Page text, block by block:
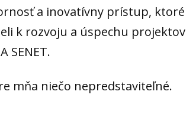
a inovatívny prístup, ktoré
k rozvoju a úspechu projektov
SENET.
mňa niečo nepredstaviteľné.